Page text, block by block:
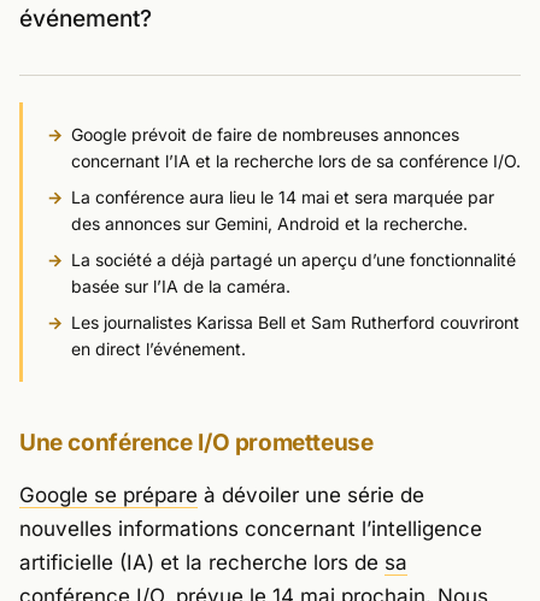
événement?
Google prévoit de faire de nombreuses annonces
concernant l’IA et la recherche lors de sa conférence I/O.
La conférence aura lieu le 14 mai et sera marquée par
des annonces sur Gemini, Android et la recherche.
La société a déjà partagé un aperçu d’une fonctionnalité
basée sur l’IA de la caméra.
Les journalistes Karissa Bell et Sam Rutherford couvriront
en direct l’événement.
Une conférence I/O prometteuse
Google se prépare à dévoiler une série de
nouvelles informations concernant l’intelligence
artificielle (IA) et la recherche lors de sa
conférence I/O, prévue le 14 mai prochain. Nous